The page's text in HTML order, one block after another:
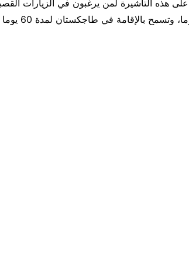
هذه التأشيرة لمن يرغبون في الزيارات
صلاحية